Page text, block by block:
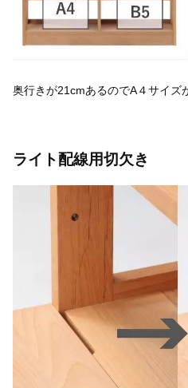
奥行きが21cmあるのでA４サイズ
ライト配線用切欠き